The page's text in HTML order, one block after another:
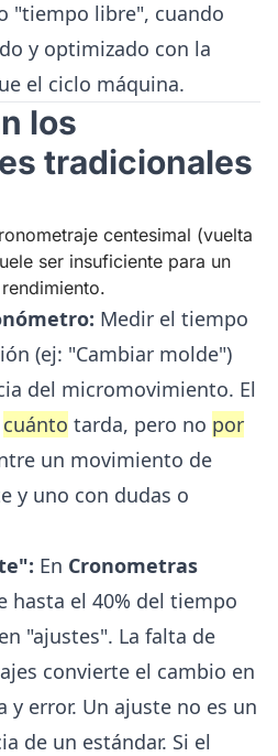
"tiempo libre", cuando
y optimizado con la
el ciclo máquina.
los
tradicionales
centesimal (vuelta
ser insuficiente para un
Medir el tiempo
(ej: "Cambiar molde")
del micromovimiento. El
cuánto tarda, pero no por
un movimiento de
y uno con dudas o
En Cronometras
hasta el 40% del tiempo
"ajustes". La falta de
convierte el cambio en
y error. Un ajuste no es un
de un estándar. Si el